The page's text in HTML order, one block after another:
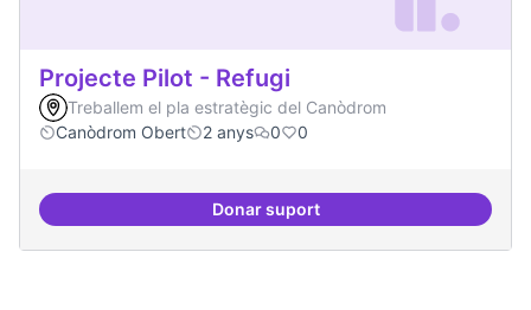
Projecte Pilot - Refugi
Treballem el pla estratègic del Canòdrom
Canòdrom Obert
2 anys 0 0
Donar suportProjecte Pilot - Refugi